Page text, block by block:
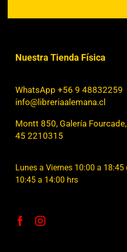
Nuestra Tienda Física
WhatsApp +56 9 48832259
info@libreriaalemana.cl
Montt 850, Galería
45 2210315
Lunes a Viernes 10:00 a
10:45 a 14:00 hrs